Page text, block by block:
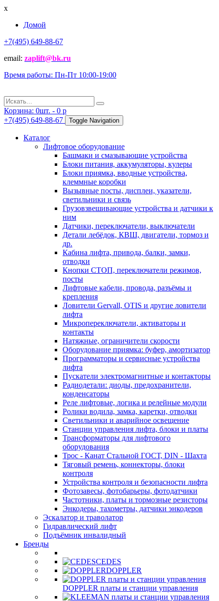
x
Домой
+7(495) 649-88-67
email: zaplift@bk.ru
Время работы: Пн-Пт 10:00-19:00
Корзина: 0шт. - 0 p
+7(495) 649-88-67
Toggle Navigation
Каталог
Лифтовое оборудование
Башмаки и смазывающие устройства
Блоки питания, аккумуляторы, кулеры
Блоки приямка, вводные устройства,
клеммные коробки
Вызывные посты, дисплеи, указатели,
светильники и связь
Грузовзвешивающие устройства и датчики к
ним
Датчики, переключатели, выключатели
Детали лебёдок, КВШ, двигатели, тормоз и
др.
Кабина лифта, привода, балки, замки,
отводки
Кнопки СТОП, переключатели режимов,
посты
Лифтовые кабели, провода, разъёмы и
крепления
Ловители Gervall, OTIS и другие ловители
лифта
Микропереключатели, активаторы и
контакты
Натяжные, ограничители скорости
Оборудование приямка: буфер, амортизатор
Программаторы и сервисные устройства
лифта
Пускатели электромагнитные и контакторы
Радиодетали: диоды, предохранители,
конденсаторы
Реле лифтовые, логика и релейные модули
Ролики водила, замка, каретки, отводки
Светильники и аварийное освещение
Станции управления лифта, блоки и платы
Трансформаторы для лифтового
оборудования
Трос - Канат Стальной ГОСТ, DIN - Шахта
Тяговый ремень, коннекторы, блоки
контроля
Устройства контроля и безопасности лифта
Фотозавесы, фотобарьеры, фотодатчики
Частотники, платы и тормозные резисторы
Энкодеры, тахометры, датчики энкодеров
Эскалатор и траволатор
Гидравлический лифт
Подъёмник инвалидный
Бренды
CEDES
DOPPLER
DOPPLER платы и станции управления